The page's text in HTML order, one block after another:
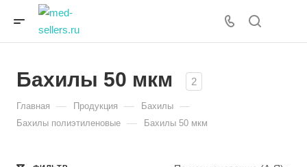
Бахилы 50 мкм 2
Главная — Продукция — Бахилы —
Бахилы полиэтиленовые — Бахилы 50 мкм